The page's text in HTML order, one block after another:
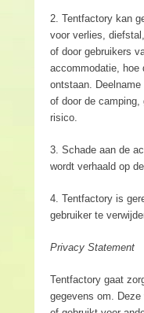
2. Tentfactory kan
voor verlies,
of door gebruikers
accommodatie, hoe
ontstaan.
of door de camping,
risico.
3. Schade aan de
wordt verhaald op
4. Tentfactory is
gebruiker te
Privacy Statement
Tentfactory gaat
gegevens om.